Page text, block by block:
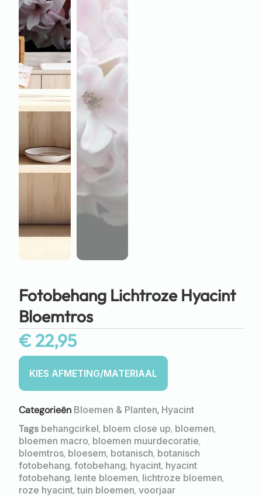
Fotobehang Lichtroze Hyacint
Bloemtros
€22,95
Categorieën Bloemen & Planten, Hyacint
Tags behangcirkel, bloem close up, bloemen,
bloemen macro, bloemen muurdecoratie,
bloemtros, bloesem, botanisch, botanisch
fotobehang, fotobehang, hyacint, hyacint
fotobehang, lente bloemen, lichtroze bloemen,
roze hyacint,tuin bloemen, voorjaar